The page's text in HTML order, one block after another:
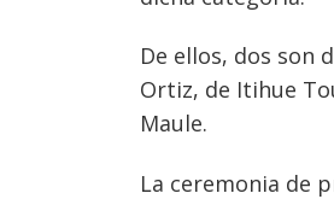
De ellos, dos son
Ortiz, de Itihue
Maule.
La ceremonia de